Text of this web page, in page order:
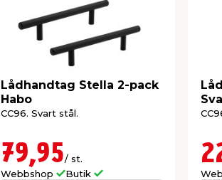
Lådhandtag Stella 2-pack
Habo
CC96. Svart stål.
79,95/ st.
Webbshop
Butik